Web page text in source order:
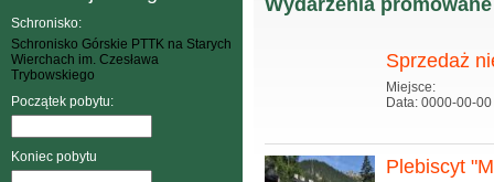
Schronisko:
Schronisko Górskie PTTK na Starych
Wierchach im. Czesława
Trybowskiego
Początek pobytu:
Koniec pobytu
Sprzedaż
Miejsce:
Data: 0000-00-00
Plebiscyt